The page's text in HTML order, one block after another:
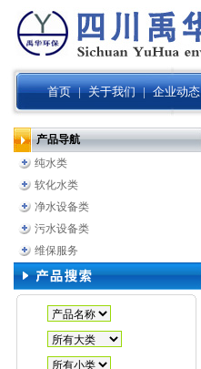
首页 | 关于我们 | 企业动态
产品导航
纯水类
软化水类
净水设备类
污水设备类
维保服务